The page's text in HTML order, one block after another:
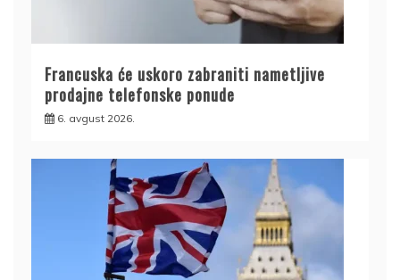
Francuska će uskoro zabraniti nametljive
prodajne telefonske ponude
6. avgust 2026.